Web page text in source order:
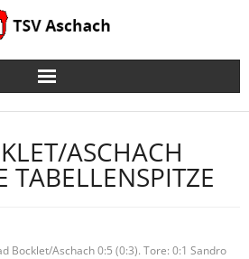
ASCHACH
TABELLENSPITZE
Bocklet/Aschach 0:5 (0:3). Tore: 0:1 Sandro